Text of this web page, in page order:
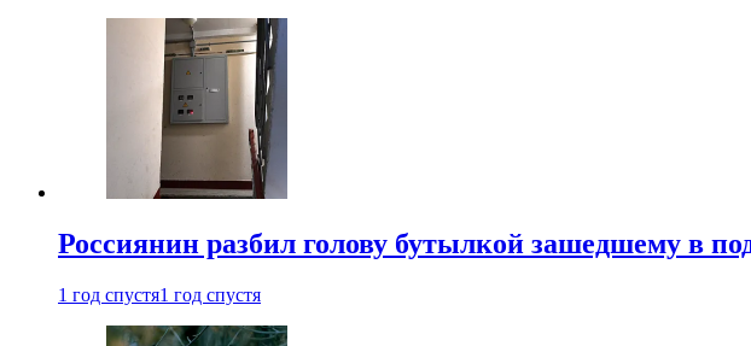
Россиянин разбил голову бутылкой зашедшему в
1 год спустя1 год спустя